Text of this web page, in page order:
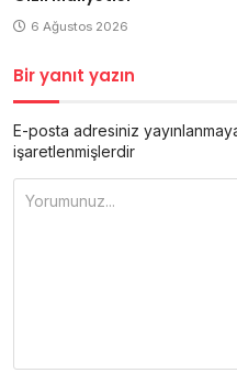
6 Ağustos 2026
Bir yanıt yazın
E-posta adresiniz
işaretlenmişlerdir